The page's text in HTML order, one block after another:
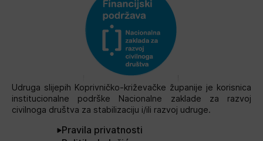
Udruga slijepih Koprivničko-križevačke županije je korisnica
institucionalne podrške Nacionalne zaklade za razvoj
civilnoga društva za stabilizaciju i/ili razvoj udruge.
Pravila privatnosti